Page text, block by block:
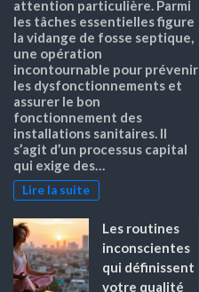
attention particulière. Parmi
les tâches essentielles figure
la vidange de fosse septique,
une opération
incontournable pour prévenir
les dysfonctionnements et
assurer le bon
fonctionnement des
installations sanitaires. Il
s’agit d’un processus capital
qui exige des…
Lire la suite
Les routines
inconscientes
qui définissent
votre qualité